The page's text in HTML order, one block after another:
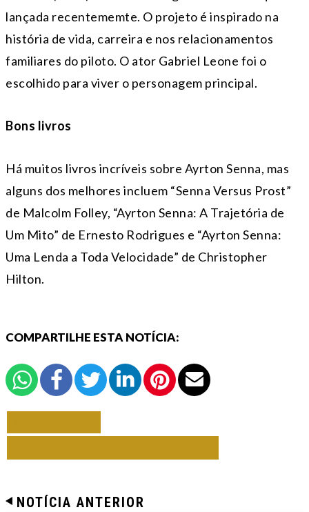
lançada recentememte. O projeto é inspirado na
história de vida, carreira e nos relacionamentos
familiares do piloto. O ator Gabriel Leone foi o
escolhido para viver o personagem principal.
Bons livros
Há muitos livros incríveis sobre Ayrton Senna, mas
alguns dos melhores incluem “Senna Versus Prost”
de Malcolm Folley, “Ayrton Senna: A Trajetória de
Um Mito” de Ernesto Rodrigues e “Ayrton Senna:
Uma Lenda a Toda Velocidade” de Christopher
Hilton.
COMPARTILHE ESTA NOTÍCIA:
NOTÍCIA ANTERIOR